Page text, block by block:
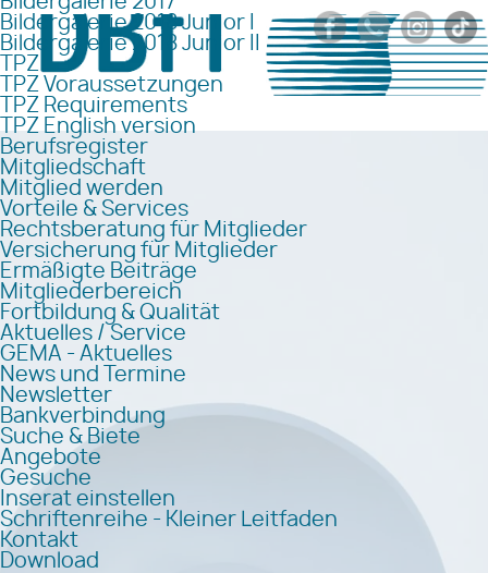
Bildergalerie 2018 Junior I
Bildergalerie 2018 Junior II
TPZ
TPZ Voraussetzungen
TPZ Requirements
TPZ English version
Berufsregister
Mitgliedschaft
Mitglied werden
Vorteile & Services
Rechtsberatung für Mitglieder
Versicherung für Mitglieder
Ermäßigte Beiträge
Mitgliederbereich
Fortbildung & Qualität
Aktuelles / Service
GEMA - Aktuelles
News und Termine
Newsletter
Bankverbindung
Suche & Biete
Angebote
Gesuche
Inserat einstellen
Schriftenreihe - Kleiner Leitfaden
Kontakt
Download